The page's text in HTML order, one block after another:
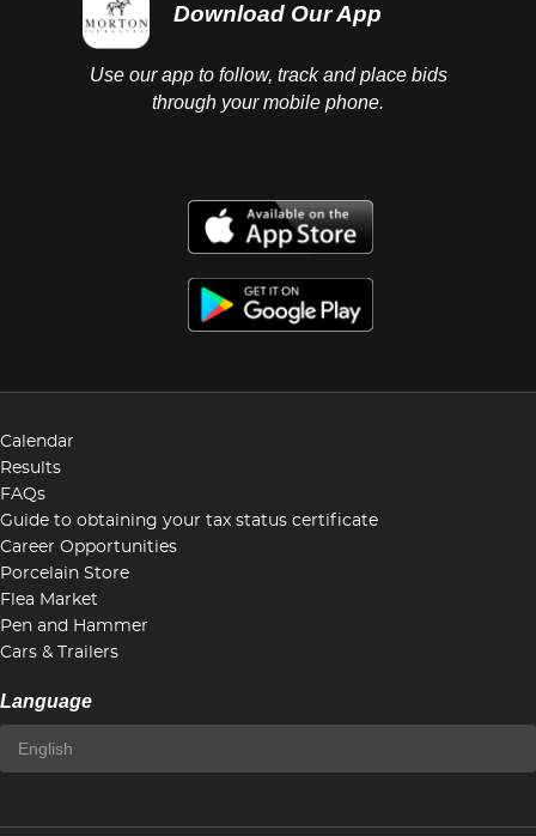
Download Our App
Use our app to follow, track and place bids
through your mobile phone.
Calendar
Results
FAQs
Guide to obtaining your tax status certificate
Career Opportunities
Porcelain Store
Flea Market
Pen and Hammer
Cars & Trailers
Language